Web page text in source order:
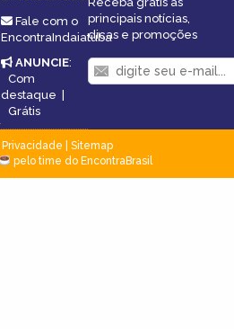
Fale com o
EncontraIndaiatuba
ANUNCIE:
Com
destaque |
Grátis
principais notícias,
dicas e promoções
Privacidade
Sitemap
pelo time do EncontraBrasil